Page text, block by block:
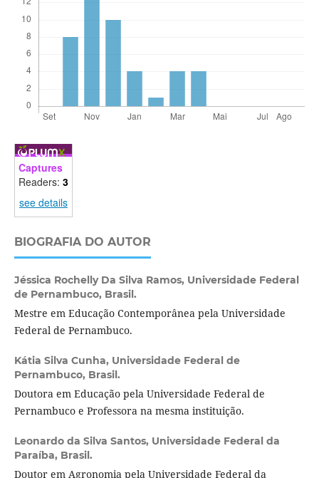
Captures
Readers: 3
see details
BIOGRAFIA DO AUTOR
Jéssica Rochelly Da Silva Ramos, Universidade Federal
de Pernambuco, Brasil.
Mestre em Educação Contemporânea pela Universidade
Federal de Pernambuco.
Kátia Silva Cunha, Universidade Federal de
Pernambuco, Brasil.
Doutora em Educação pela Universidade Federal de
Pernambuco e Professora na mesma instituição.
Leonardo da Silva Santos, Universidade Federal da
Paraíba, Brasil.
Doutor em Agronomia pela Universidade Federal da